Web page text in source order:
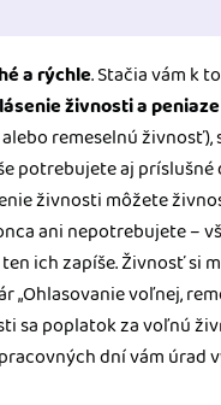
a rýchle. Stačia vám k
živnosti a peniaze
remeselnú
potrebujete aj
živnosti môžete
ani nepotrebujete –
ich zapíše. Živnosť si
„Ohlasovanie voľnej,
sa poplatok za voľnú
dní vám úrad